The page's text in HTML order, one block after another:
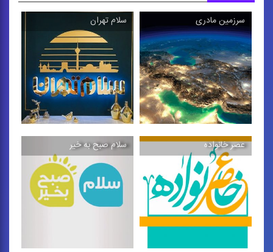
سرزمین مادری
سرزمین مادری
موسیقی متن برنامه‌ی
مستندی به همین نام كه از
...
سلام تهران
سلام تهران
ترانه پاپ تیتراژ برنامه ای به
همین نام كه از ...
عصر خانواده سلام صبح به خیر